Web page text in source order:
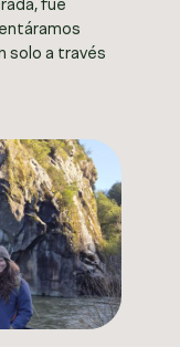
fue
solo a través